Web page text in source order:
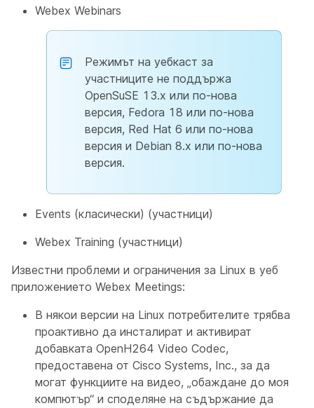
Webex Webinars
Режимът на уебкаст за
участниците не поддържа
OpenSuSE 13.x или по-нова
версия, Fedora 18 или по-нова
версия, Red Hat 6 или по-нова
версия и Debian 8.x или по-нова
версия.
Events (класически) (участници)
Webex Training (участници)
Известни проблеми и ограничения за Linux в уеб
приложението Webex Meetings:
В някои версии на Linux потребителите трябва
проактивно да инсталират и активират
добавката OpenH264 Video Codec,
предоставена от Cisco Systems, Inc., за да
могат функциите на видео, „обаждане до моя
компютър“ и споделяне на съдържание да